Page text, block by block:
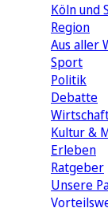
Köln und
Region
Aus aller
Sport
Politik
Debatte
Kultur &
Erleben
Ratgeber
Unsere